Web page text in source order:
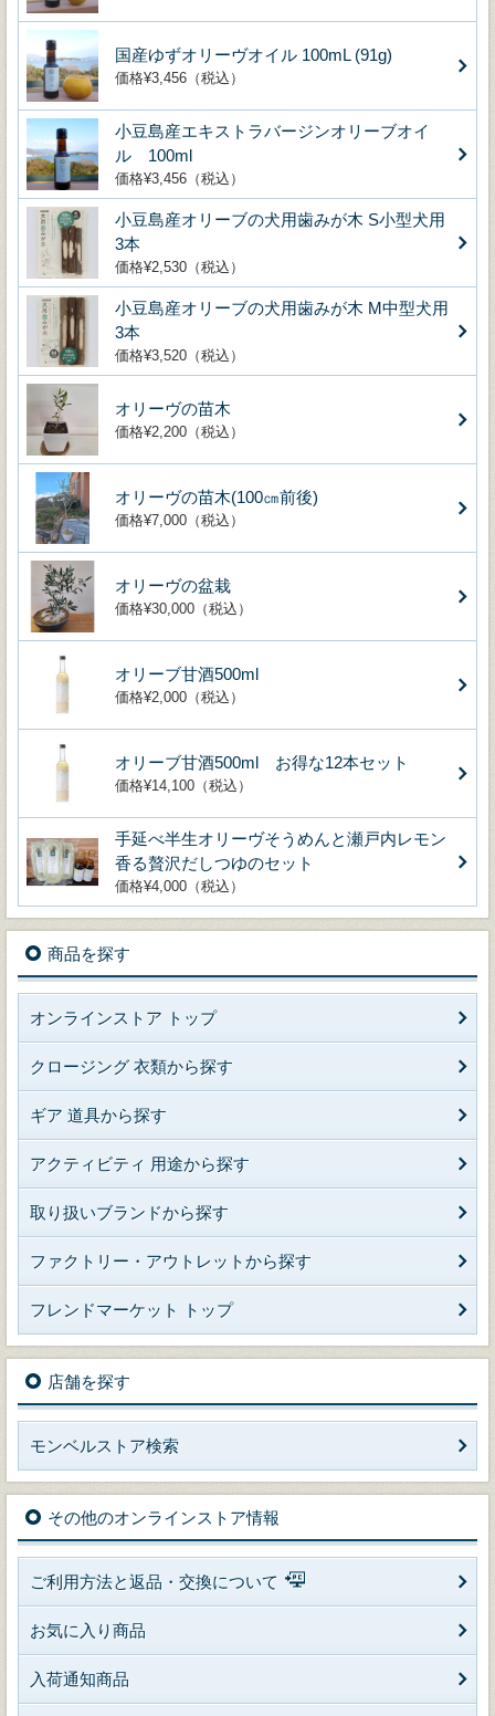
国産ゆずオリーヴオイル 100mL (91g)
価格¥3,456（税込）
小豆島産エキストラバージンオリーブオイ
ル 100ml
価格¥3,456（税込）
小豆島産オリーブの犬用歯みが木 S小型犬用
3本
価格¥2,530（税込）
小豆島産オリーブの犬用歯みが木 M中型犬用
3本
価格¥3,520（税込）
オリーヴの苗木
価格¥2,200（税込）
オリーヴの苗木(100㎝前後)
価格¥7,000（税込）
オリーヴの盆栽
価格¥30,000（税込）
オリーブ甘酒500ml
価格¥2,000（税込）
オリーブ甘酒500ml お得な12本セット
価格¥14,100（税込）
手延べ半生オリーヴそうめんと瀬戸内レモン
香る贅沢だしつゆのセット
価格¥4,000（税込）
商品を探す
オンラインストア トップ
クロージング 衣類から探す
ギア 道具から探す
アクティビティ 用途から探す
取り扱いブランドから探す
ファクトリー・アウトレットから探す
フレンドマーケット トップ
店舗を探す
モンベルストア検索
その他のオンラインストア情報
ご利用方法と返品・交換について
お気に入り商品
入荷通知商品